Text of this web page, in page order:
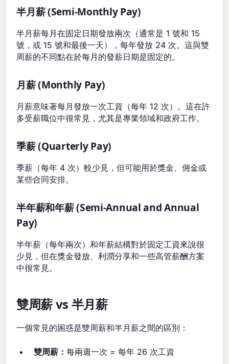
半月薪 (Semi-Monthly Pay)
半月薪每月在固定日期發放兩次（通常是 1 號和 15
號，或 15 號和最後一天），每年發放 24 次。這與雙
周薪的不同點在於每月的發薪日期是固定的。
月薪 (Monthly Pay)
月薪意味著每月發放一次工資（每年 12 次）。這在許
多受薪職位中很常見，尤其是專業領域和政府工作。
季薪 (Quarterly Pay)
季薪（每年 4 次）較少見，但可能用於獎金、佣金或
某些合同安排。
半年薪和年薪 (Semi-Annual and Annual
Pay)
半年薪（每年兩次）和年薪結構對於固定工資來說很
少見，但在獎金發放、利潤分享和一些高管薪酬方案
中很常見。
雙周薪 vs 半月薪
一個常見的困惑是雙周薪和半月薪之間的區別：
雙周薪：每兩週一次 = 每年 26 次工資